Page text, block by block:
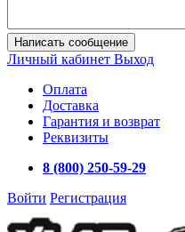
Написать сообщение
Личный кабинет Выход
Оплата
Доставка
Гарантия и возврат
Реквизиты
8 (800) 250-59-29
Войти Регистрация